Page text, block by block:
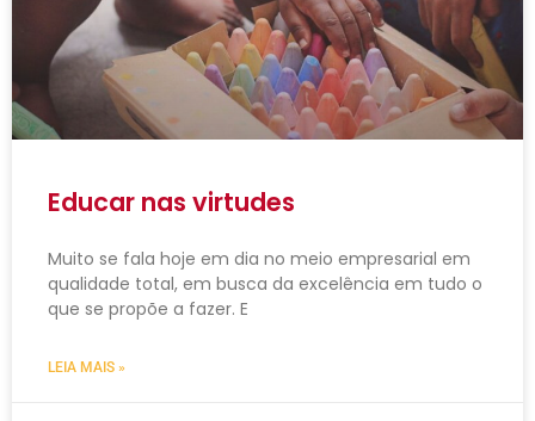
Educar nas virtudes
Muito se fala hoje em dia no meio empresarial em
qualidade total, em busca da excelência em tudo o
que se propõe a fazer. E
LEIA MAIS »